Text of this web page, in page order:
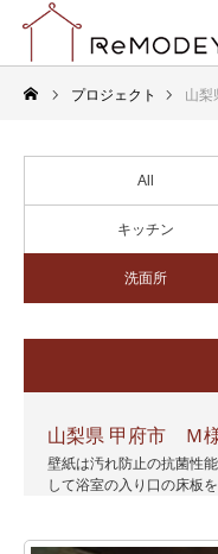
プロジェクト 山梨
All
キッチン
洗面所
山梨県 甲府市 Ｍ様
壁紙は汚れ防止の抗菌性
して浴室の入り口の床板を